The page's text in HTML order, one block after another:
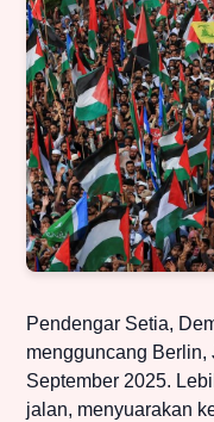
Pendengar Setia,
mengguncang Berlin,
September 2025.
jalan, menyuarakan